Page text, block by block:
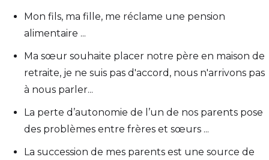
Mon fils, ma fille, me réclame une pension
alimentaire ...
Ma sœur souhaite placer notre père en maison de
retraite, je ne suis pas d'accord, nous n'arrivons pas
à nous parler...
La perte d’autonomie de l’un de nos parents pose
des problèmes entre frères et sœurs ...
La succession de mes parents est une source de